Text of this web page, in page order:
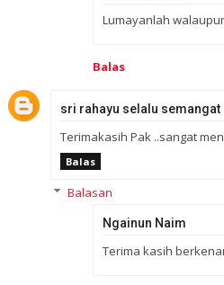
Lumayanlah
Balas
sri rahayu selalu semangat
Terimakasih Pak ..sangat
Balas
Balasan
Ngainun Naim
Terima kasih